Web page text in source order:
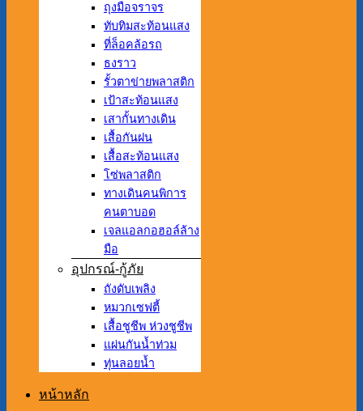
ถุงมือจราจร
ทับทิมสะท้อนแสง
ที่ล็อคล้อรถ
ธงราว
รั้วตาข่ายพลาสติก
เป้าสะท้อนแสง
เสากั้นทางเดิน
เสื้อกันฝน
เสื้อสะท้อนแสง
โซ่พลาสติก
ทางเดินคนพิการ
คนตาบอด
เจลแอลกอฮอล์ล้าง
มือ
อุปกรณ์-กู้ภัย
ถังดับเพลิง
หมวกเซฟตี้
เสื้อชูชีพ ห่วงชูชีพ
แผ่นกันน้ำท่วม
ทุ่นลอยน้ำ
หน้าหลัก